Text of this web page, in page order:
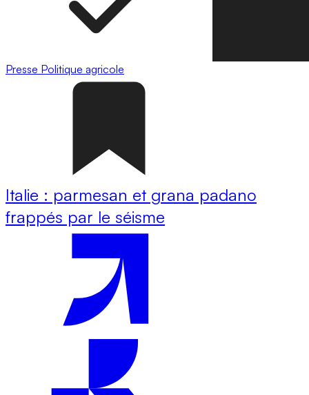
Presse Politique agricole
Italie : parmesan et grana padano
frappés par le séisme